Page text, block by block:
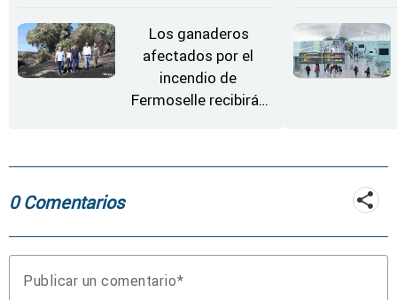
Los ganaderos
afectados por el
incendio de
Fermoselle recibirán
0 Comentarios
Publicar un comentario